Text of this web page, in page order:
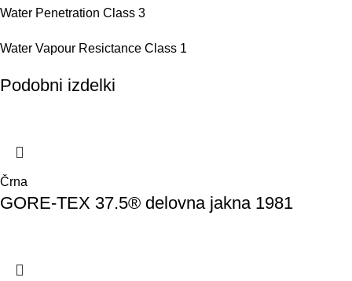
Water Penetration Class 3
Water Vapour Resictance Class 1
Podobni izdelki
Črna
GORE-TEX 37.5® delovna jakna 1981